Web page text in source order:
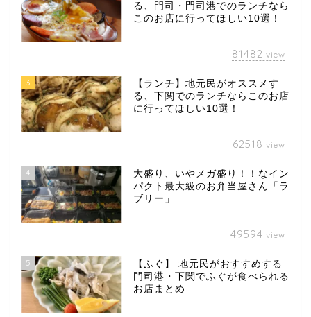
る、門司・門司港でのランチなら
このお店に行ってほしい10選！
81482 view
3
【ランチ】地元民がオススメす
る、下関でのランチならこのお店
に行ってほしい10選！
62518 view
4
大盛り、いやメガ盛り！！なイン
パクト最大級のお弁当屋さん「ラ
ブリー」
49594 view
5
【ふぐ】 地元民がおすすめする
門司港・下関でふぐが食べられる
お店まとめ